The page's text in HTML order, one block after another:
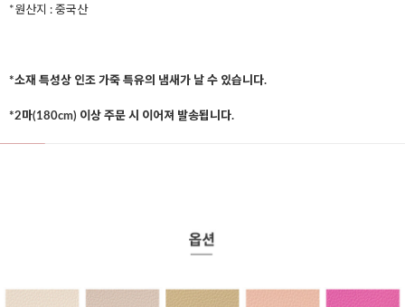
*원산지 : 중국산
*소재 특성상 인조 가죽 특유의 냄새가 날 수 있습니다.
*2마(180cm) 이상 주문 시 이어져 발송됩니다.